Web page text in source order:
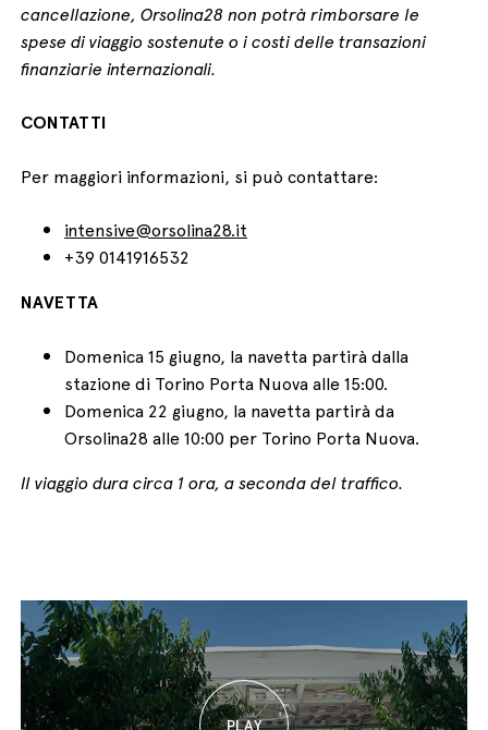
cancellazione, Orsolina28 non potrà rimborsare le
spese di viaggio sostenute o i costi delle transazioni
finanziarie internazionali.
CONTATTI
Per maggiori informazioni, si può contattare:
intensive@orsolina28.it
+39 0141916532
NAVETTA
Domenica 15 giugno, la navetta partirà dalla
stazione di Torino Porta Nuova alle 15:00.
Domenica 22 giugno, la navetta partirà da
Orsolina28 alle 10:00 per Torino Porta Nuova.
Il viaggio dura circa 1 ora, a seconda del traffico.